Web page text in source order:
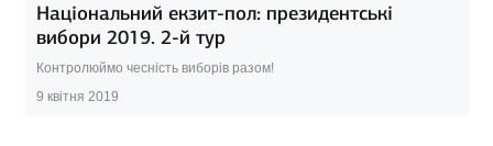
Національний екзит-пол: президентські
вибори 2019. 2-й тур
Контролюймо чесність виборів разом!
9 квітня 2019